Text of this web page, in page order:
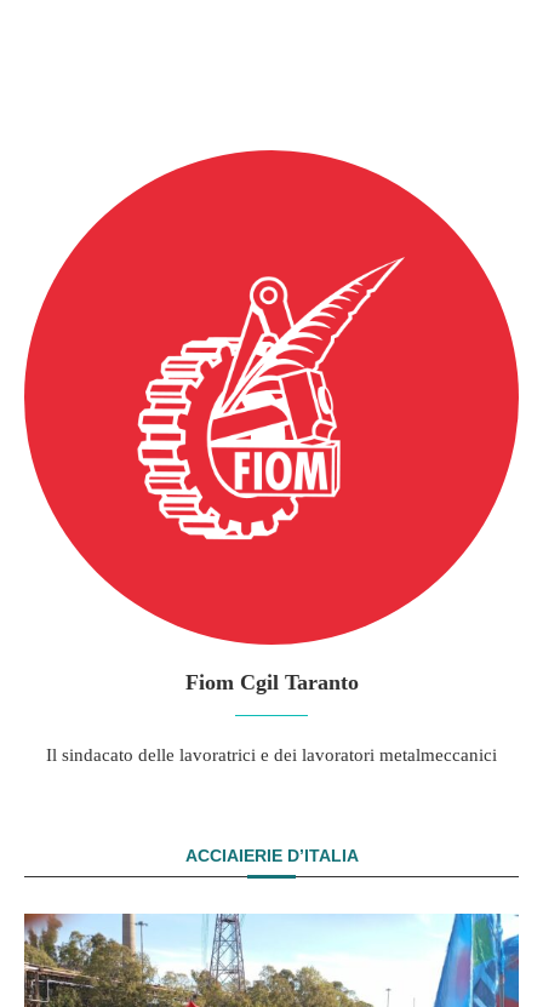
Fiom Cgil Taranto
Il sindacato delle lavoratrici e dei lavoratori metalmeccanici
ACCIAIERIE D’ITALIA